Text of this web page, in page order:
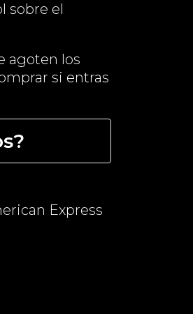
sobre el
agoten los
si entras
Express